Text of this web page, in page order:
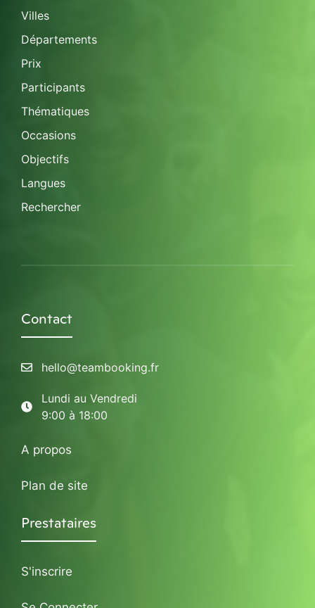
Villes
Départements
Prix
Participants
Thématiques
Occasions
Objectifs
Langues
Rechercher
Contact
hello@teambooking.fr
Lundi au Vendredi
9:00 à 18:00
A propos
Plan de site
Prestataires
S'inscrire